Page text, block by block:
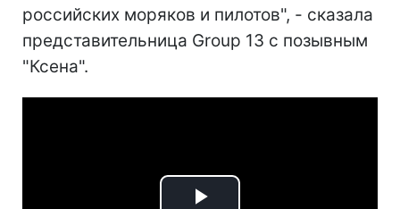
российских моряков и пилотов", - сказала
представительница Group 13 с позывным
"Ксена".